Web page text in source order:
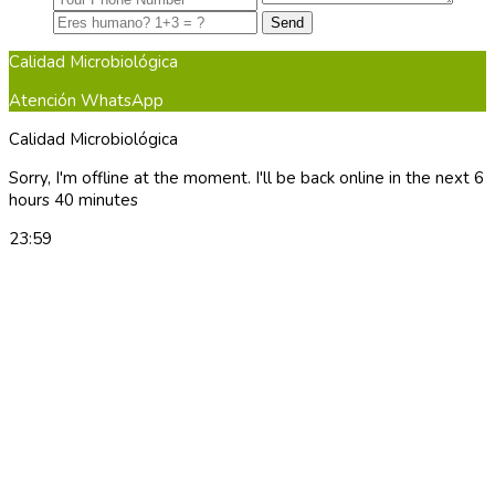
Calidad Microbiológica
Atención WhatsApp
Calidad Microbiológica
Sorry, I'm offline at the moment. I'll be back online in the next 6
hours 40 minutes
23:59